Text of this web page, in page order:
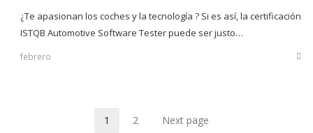
¿Te apasionan los coches y la tecnología ? Si es así, la certificación
ISTQB Automotive Software Tester puede ser justo…
febrero
Page
1 Page
2 Next page